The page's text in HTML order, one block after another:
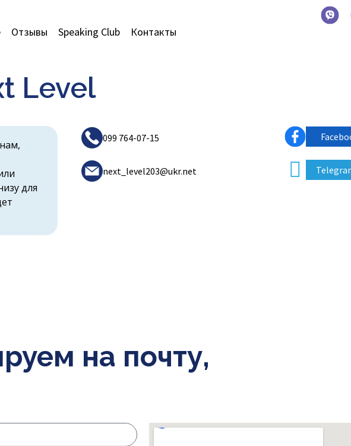
Отзывы Speaking Club Контакты
Level
для
099 764-07-15
next_level203@ukr.net
на почту,